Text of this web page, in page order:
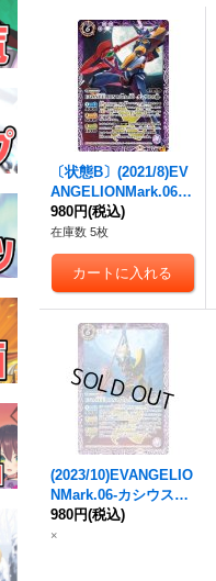
〔状態B〕(2021/8)EV
ANGELION Mark.06-
カシウスの槍-
B21-X01}《紫》
980円(税込)
在庫数 5枚
(2023/10)EVANGELIO
N Mark.06-カシウスの
槍-【X】{CB21-X01}
《紫》
980円(税込)
×